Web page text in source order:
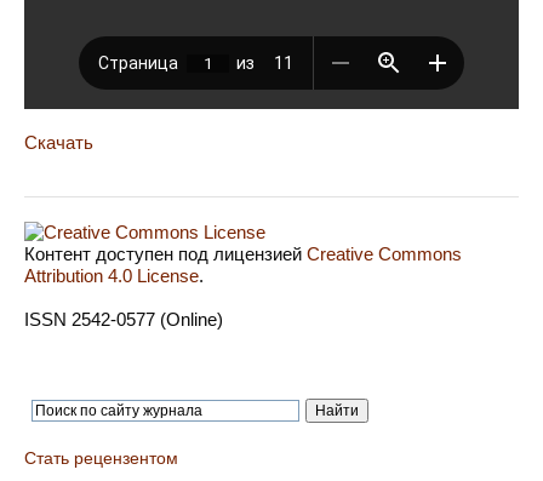
Скачать
Контент доступен под лицензией Creative Commons
Attribution 4.0 License.
ISSN 2542-0577 (Online)
Стать рецензентом